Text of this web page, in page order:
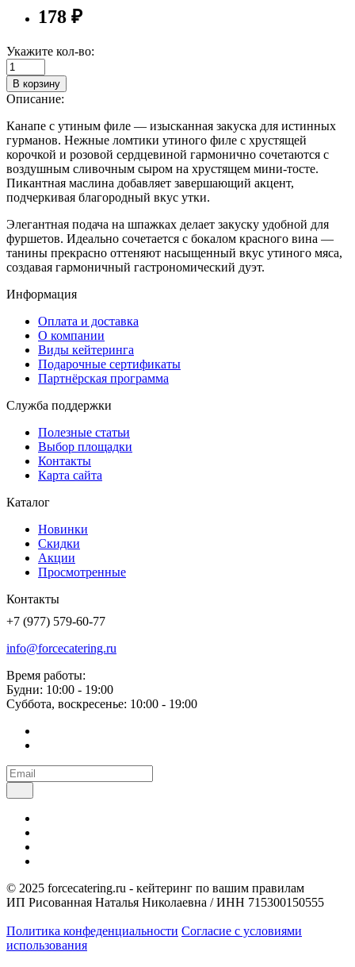
178 ₽
Укажите кол-во:
В корзину
Описание:
Канапе с утиным филе — изысканная закуска для истинных
гурманов. Нежные ломтики утиного филе с хрустящей
корочкой и розовой сердцевиной гармонично сочетаются с
воздушным сливочным сыром на хрустящем мини-тосте.
Пикантная маслина добавляет завершающий акцент,
подчеркивая благородный вкус утки.
Элегантная подача на шпажках делает закуску удобной для
фуршетов. Идеально сочетается с бокалом красного вина —
танины прекрасно оттеняют насыщенный вкус утиного мяса,
создавая гармоничный гастрономический дуэт.
Информация
Оплата и доставка
О компании
Виды кейтеринга
Подарочные сертификаты
Партнёрская программа
Служба поддержки
Полезные статьи
Выбор площадки
Контакты
Карта сайта
Каталог
Новинки
Скидки
Акции
Просмотренные
Контакты
+7 (977) 579-60-77
info@forcecatering.ru
Время работы:
Будни: 10:00 - 19:00
Суббота, воскресенье: 10:00 - 19:00
© 2025 forcecatering.ru - кейтеринг по вашим правилам
ИП Рисованная Наталья Николаевна / ИНН 715300150555
Политика конфеденциальности Согласие с условиями
использования